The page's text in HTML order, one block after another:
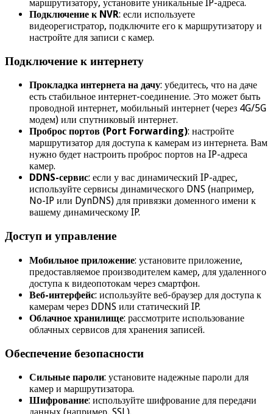
маршрутизатору, установите уникальные IP-адреса.
Подключение к NVR: если используете
видеорегистратор, подключите его к маршрутизатору и
настройте для записи с камер.
Подключение к интернету
Прокладка интернета на дачу: убедитесь, что на даче
есть стабильное интернет-соединение. Это может быть
проводной интернет, мобильный интернет (через 4G/5G
модем) или спутниковый интернет.
Проброс портов (Port Forwarding): настройте
маршрутизатор для доступа к камерам из интернета. Вам
нужно будет настроить проброс портов на IP-адреса
камер.
DDNS-сервис: если у вас динамический IP-адрес,
используйте сервисы динамического DNS (например,
No-IP или DynDNS) для привязки доменного имени к
вашему динамическому IP.
Доступ и управление
Мобильное приложение: установите приложение,
предоставляемое производителем камер, для удаленного
доступа к видеопотокам через смартфон.
Веб-интерфейс: используйте веб-браузер для доступа к
камерам через DDNS или статический IP.
Облачное хранилище: рассмотрите использование
облачных сервисов для хранения записей.
Обеспечение безопасности
Сильные пароли: установите надежные пароли для
камер и маршрутизатора.
Шифрование: используйте шифрование для передачи